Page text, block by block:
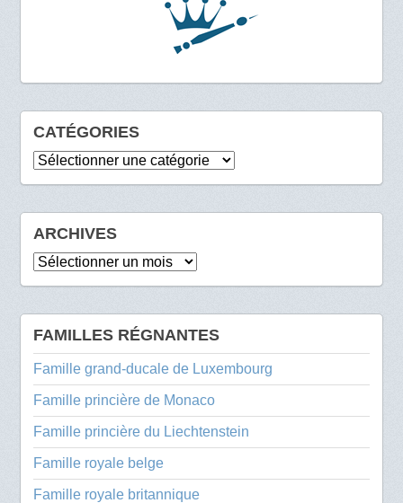
CATÉGORIES
Catégories
ARCHIVES
Archives
FAMILLES RÉGNANTES
Famille grand-ducale de Luxembourg
Famille princière de Monaco
Famille princière du Liechtenstein
Famille royale belge
Famille royale britannique